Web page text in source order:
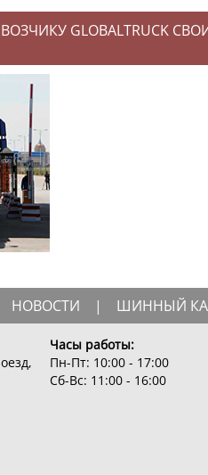
GLOBALTRUCK
НОВОСТИ | ШИННЫЙ
Часы работы:
Пн-Пт: 10:00 - 17:00
Сб-Вс: 11:00 - 16:00